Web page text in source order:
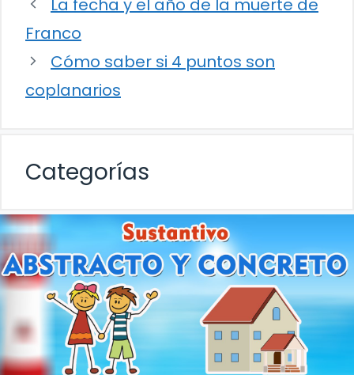
La fecha y el año de la muerte de
Franco
Cómo saber si 4 puntos son
coplanarios
Categorías